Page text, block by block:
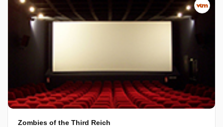
Zombies of the Third Reich